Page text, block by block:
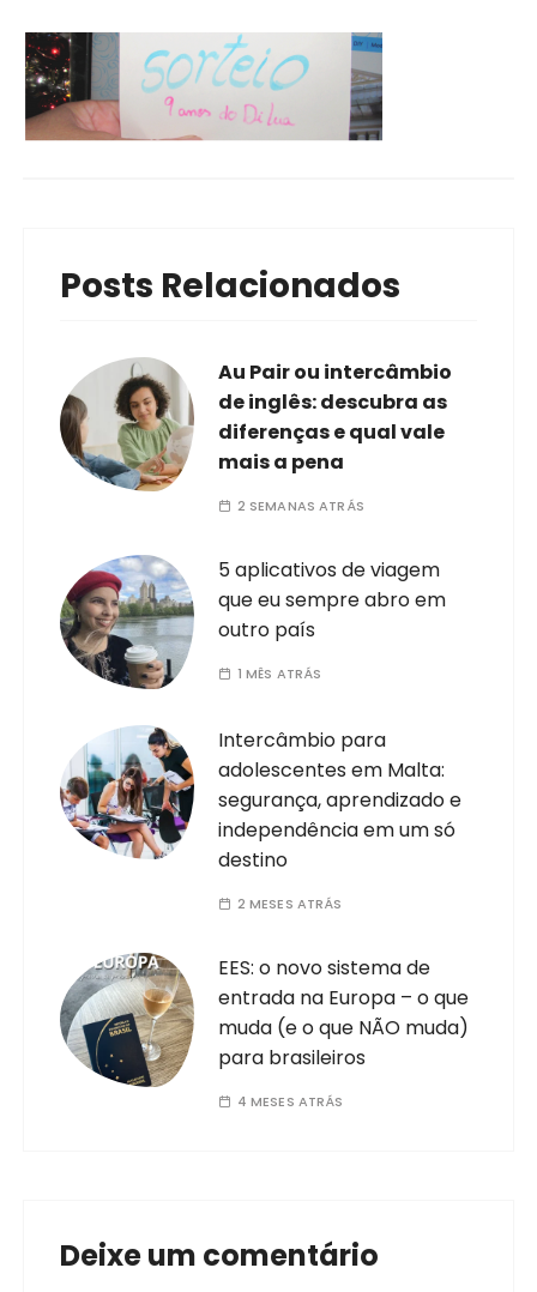
Posts Relacionados
Au Pair ou intercâmbio
de inglês: descubra as
diferenças e qual vale
mais a pena
2 SEMANAS ATRÁS
5 aplicativos de viagem
que eu sempre abro em
outro país
1 MÊS ATRÁS
Intercâmbio para
adolescentes em Malta:
segurança, aprendizado e
independência em um só
destino
2 MESES ATRÁS
EES: o novo sistema de
entrada na Europa – o que
muda (e o que NÃO muda)
para brasileiros
4 MESES ATRÁS
Deixe um comentário